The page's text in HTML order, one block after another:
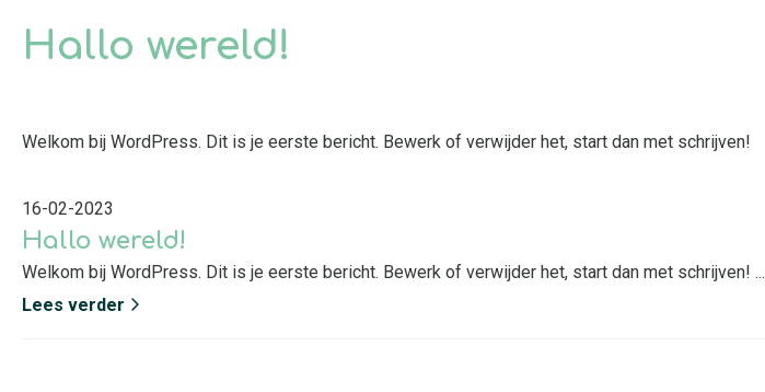
Hallo wereld!
Welkom bij WordPress. Dit is je eerste bericht. Bewerk of verwijder het, start dan met schrijven!
16-02-2023
Hallo wereld!
Welkom bij WordPress. Dit is je eerste bericht. Bewerk of verwijder het, start dan met schrijven! ...
Lees verder